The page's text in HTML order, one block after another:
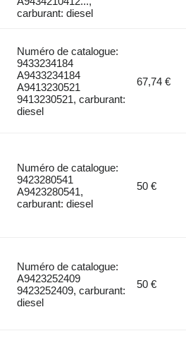
carburant: diesel
Numéro de catalogue:
9433234184
A9433234184
A9413230521
9413230521, carburant:
diesel
67,74 €
Numéro de catalogue:
9423280541
A9423280541,
carburant: diesel
50 €
Numéro de catalogue:
A9423252409
9423252409, carburant:
diesel
50 €